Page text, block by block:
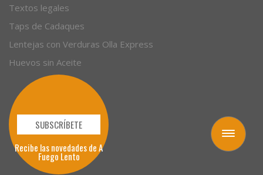
Toggle
navigation
Empleo
Textos legales
Taps de Cadaques
Lentejas con Verduras Olla Express
Huevos sin Aceite
SUBSCRÍBETE
Recibe las novedades de A